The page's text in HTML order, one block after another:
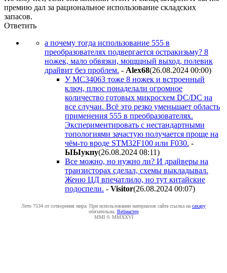
премию дал за рациональное использование складских
запасов.
Ответить
а почему тогда использование 555 в
преобразователях подвергается остракизьму? 8
ножек, мало обвязки, мощщный выход, полевик
драйвит без проблем. - Alex68(26.08.2024 00:00)
У MC34063 тоже 8 ножек и встроенный
ключ, плюс понаделали огромное
количество готовых микросхем DC/DC на
все случаи. Всё это резко уменьшает область
применения 555 в преобразователях.
Экспериментировать с нестандартными
топологиями зачастую получается проще на
чём-то вроде STM32F100 или F030. -
ЫЫyкпy(26.08.2024 08:11)
Все можно, но нужно ли? И драйверы на
транзисторах сделал, схемы выкладывал.
Женю ЦД впечатлило, но тут китайские
подоспели. - Visitor(26.08.2024 00:07)
Лето 7534 от сотворения мира. При использовании материалов сайта ссылка на caxapу
обязательна. Вебмастер
MMI © MMXXVI